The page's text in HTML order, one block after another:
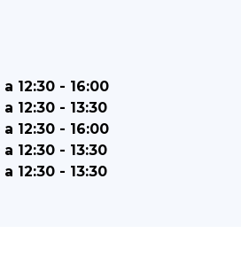
a 12:30 - 16:00
12:30 - 13:30
a 12:30 - 16:00
12:30 - 13:30
12:30 - 13:30